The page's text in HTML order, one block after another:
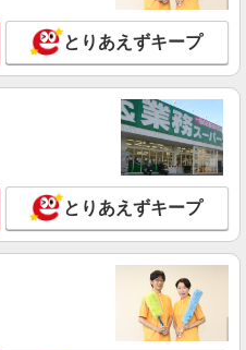
0851954
通費全額支給
＊車・バイク通勤OK
詳細を見る
0909923
包
＊車・バイク通勤OK
とりあえずキープ
とりあえずキープ